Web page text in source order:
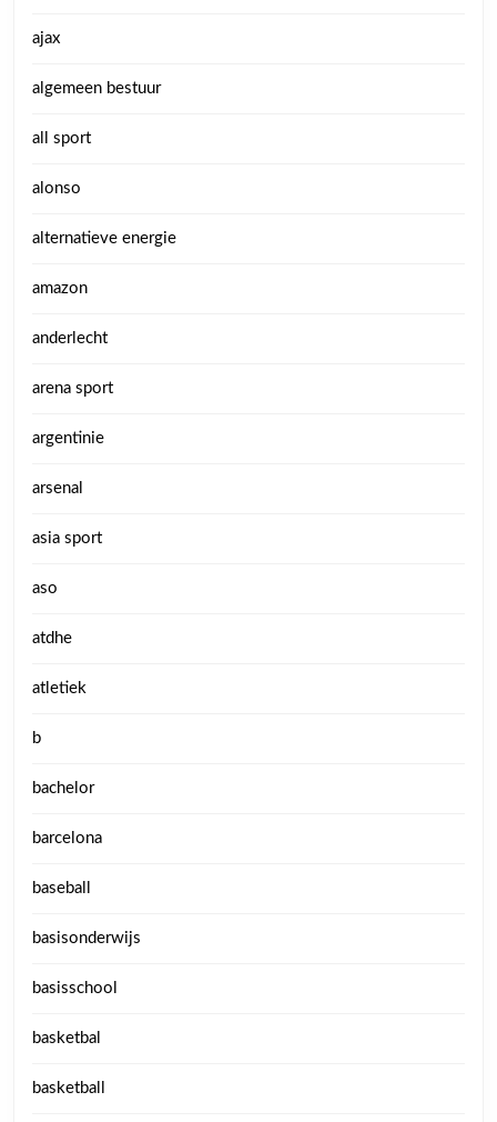
ajax
algemeen bestuur
all sport
alonso
alternatieve energie
amazon
anderlecht
arena sport
argentinie
arsenal
asia sport
aso
atdhe
atletiek
b
bachelor
barcelona
baseball
basisonderwijs
basisschool
basketbal
basketball